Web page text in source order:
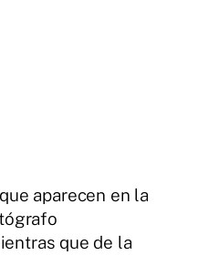
aparecen en la
que de la